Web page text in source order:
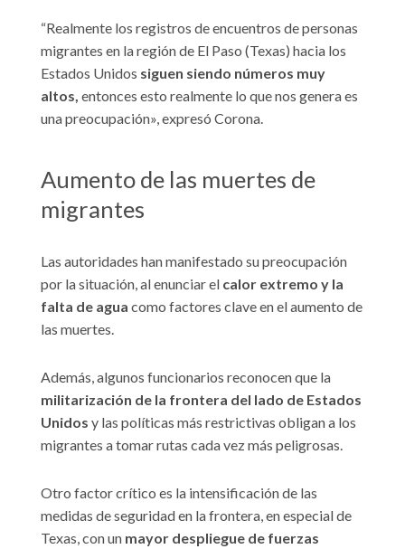
“Realmente los registros de encuentros de personas
migrantes en la región de El Paso (Texas) hacia los
Estados Unidos siguen siendo números muy
altos, entonces esto realmente lo que nos genera es
una preocupación», expresó Corona.
Aumento de las muertes de
migrantes
Las autoridades han manifestado su preocupación
por la situación, al enunciar el calor extremo y la
falta de agua como factores clave en el aumento de
las muertes.
Además, algunos funcionarios reconocen que la
militarización de la frontera del lado de Estados
Unidos y las políticas más restrictivas obligan a los
migrantes a tomar rutas cada vez más peligrosas.
Otro factor crítico es la intensificación de las
medidas de seguridad en la frontera, en especial de
Texas, con un mayor despliegue de fuerzas